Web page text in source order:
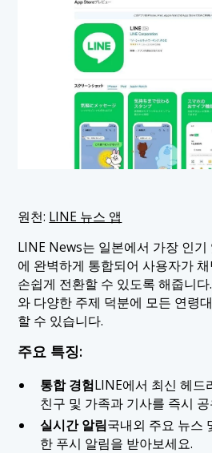
원천: LINE 뉴스 앱
LINE News는 일본에서 가장 인
에 완벽하게 통합되어 사용자가
손쉽게 전환할 수 있도록 해줍니
와 다양한 주제 덕분에 모든 연령
할 수 있습니다.
주요 특징:
통합 경험LINE에서 최신 헤드
친구 및 가족과 기사를 즉시
실시간 알림국내외 주요 뉴스
한 푸시 알림을 받아보세요.